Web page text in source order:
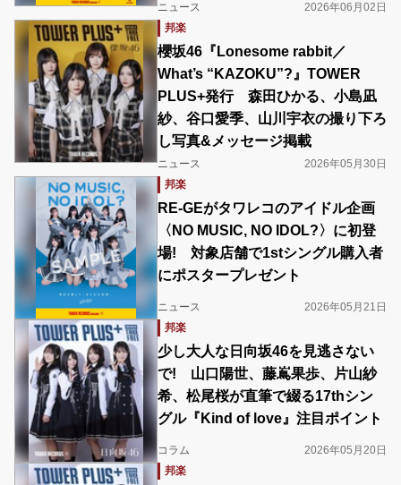
ニュース
2026年06月02日
邦楽
櫻坂46『Lonesome rabbit／
What’s “KAZOKU”?』TOWER
PLUS+発行 森田ひかる、小島凪
紗、谷口愛季、山川宇衣の撮り下ろ
し写真&メッセージ掲載
ニュース
2026年05月30日
邦楽
RE-GEがタワレコのアイドル企画
〈NO MUSIC, NO IDOL?〉に初登
場! 対象店舗で1stシングル購入者
にポスタープレゼント
ニュース
2026年05月21日
邦楽
少し大人な日向坂46を見逃さない
で! 山口陽世、藤嶌果歩、片山紗
希、松尾桜が直筆で綴る17thシン
グル『Kind of love』注目ポイント
コラム
2026年05月20日
邦楽